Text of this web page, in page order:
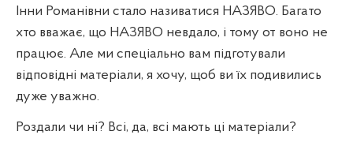
Інни Романівни стало називатися НАЗЯВО. Багато
хто вважає, що НАЗЯВО невдало, і тому от воно не
працює. Але ми спеціально вам підготували
відповідні матеріали, я хочу, щоб ви їх подивились
дуже уважно.
Роздали чи ні? Всі, да, всі мають ці матеріали?